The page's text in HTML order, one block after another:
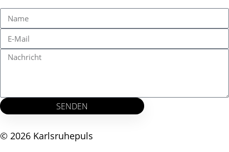
SENDEN
© 2026 Karlsruhepuls